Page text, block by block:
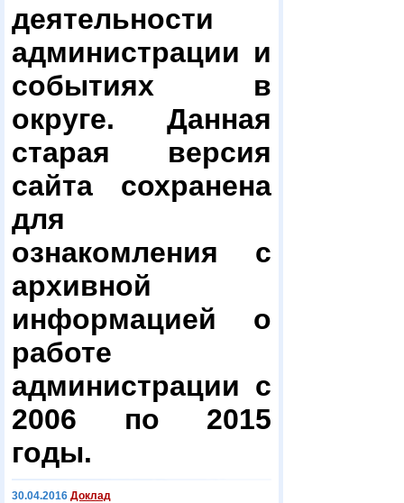
деятельности
администрации и
событиях в
округе. Данная
старая версия
сайта сохранена
для
ознакомления с
архивной
информацией о
работе
администрации с
2006 по 2015
годы.
30.04.2016 Доклад